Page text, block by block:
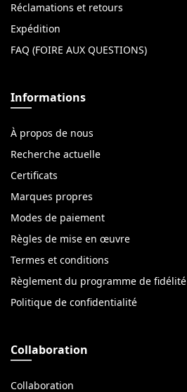
Réclamations et retours
Expédition
FAQ (FOIRE AUX QUESTIONS)
Informations
À propos de nous
Recherche actuelle
Certificats
Marques propres
Modes de paiement
Règles de mise en œuvre
Termes et conditions
Règlement du programme de fidélité
Politique de confidentialité
Collaboration
Collaboration